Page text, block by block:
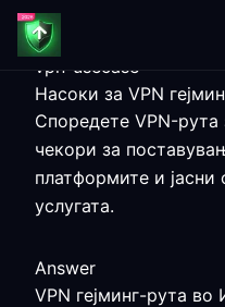
vpn-usecase
Насоки за VPN
Споредете VPN-рута
чекори за
платформите и јасни
услугата.
Answer
VPN гејминг-рута